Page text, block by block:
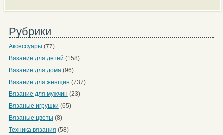
Рубрики
Аксессуары (77)
Вязание для детей (158)
Вязание для дома (96)
Вязание для женщин (737)
Вязание для мужчин (23)
Вязаные игрушки (65)
Вязаные цветы (8)
Техника вязания (58)